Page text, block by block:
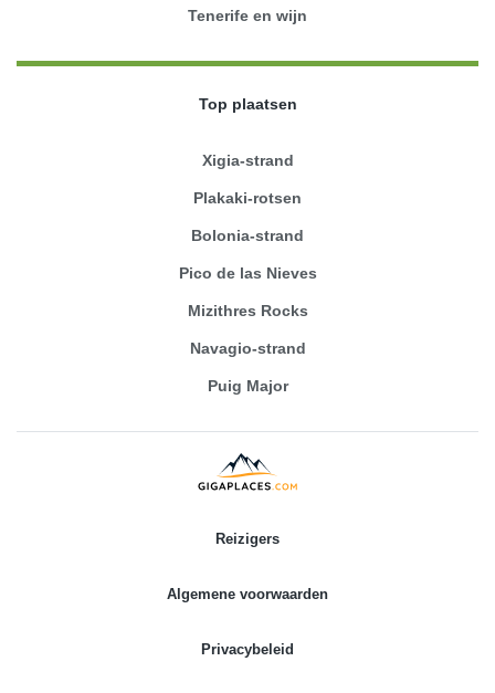
Tenerife en wijn
Top plaatsen
Xigia-strand
Plakaki-rotsen
Bolonia-strand
Pico de las Nieves
Mizithres Rocks
Navagio-strand
Puig Major
Reizigers
Algemene voorwaarden
Privacybeleid